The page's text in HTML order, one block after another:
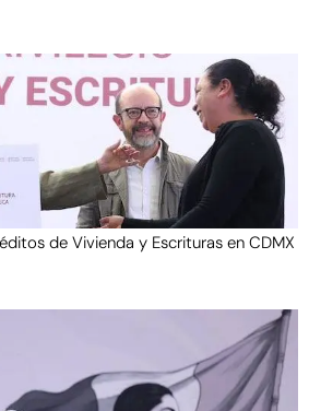
de Vivienda y Escrituras en CDMX